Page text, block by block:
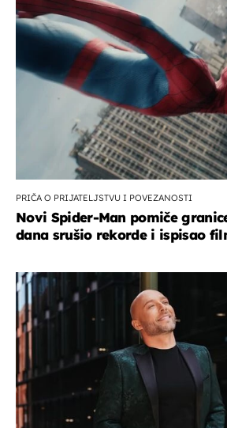
PRIČA O PRIJATELJSTVU I POVEZANOSTI
Novi Spider-Man pomiče
dana srušio rekorde i ispisao